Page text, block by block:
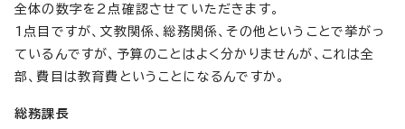
全体の数字を2点確認させていただきます。
1点目ですが、文教関係、総務関係、その他ということで挙がっ
ているんですが、予算のことはよく分かりませんが、これは全
部、費目は教育費ということになるんですか。
総務課長